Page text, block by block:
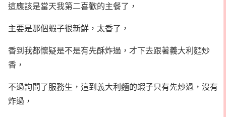
這應該是當天我第二喜歡的主餐了，
主要是那個蝦子很新鮮，太香了，
香到我都懷疑是不是有先酥炸過，才下去跟著義大利麵炒
香，
不過詢問了服務生，這到義大利麵的蝦子只有先炒過，沒有
炸過，